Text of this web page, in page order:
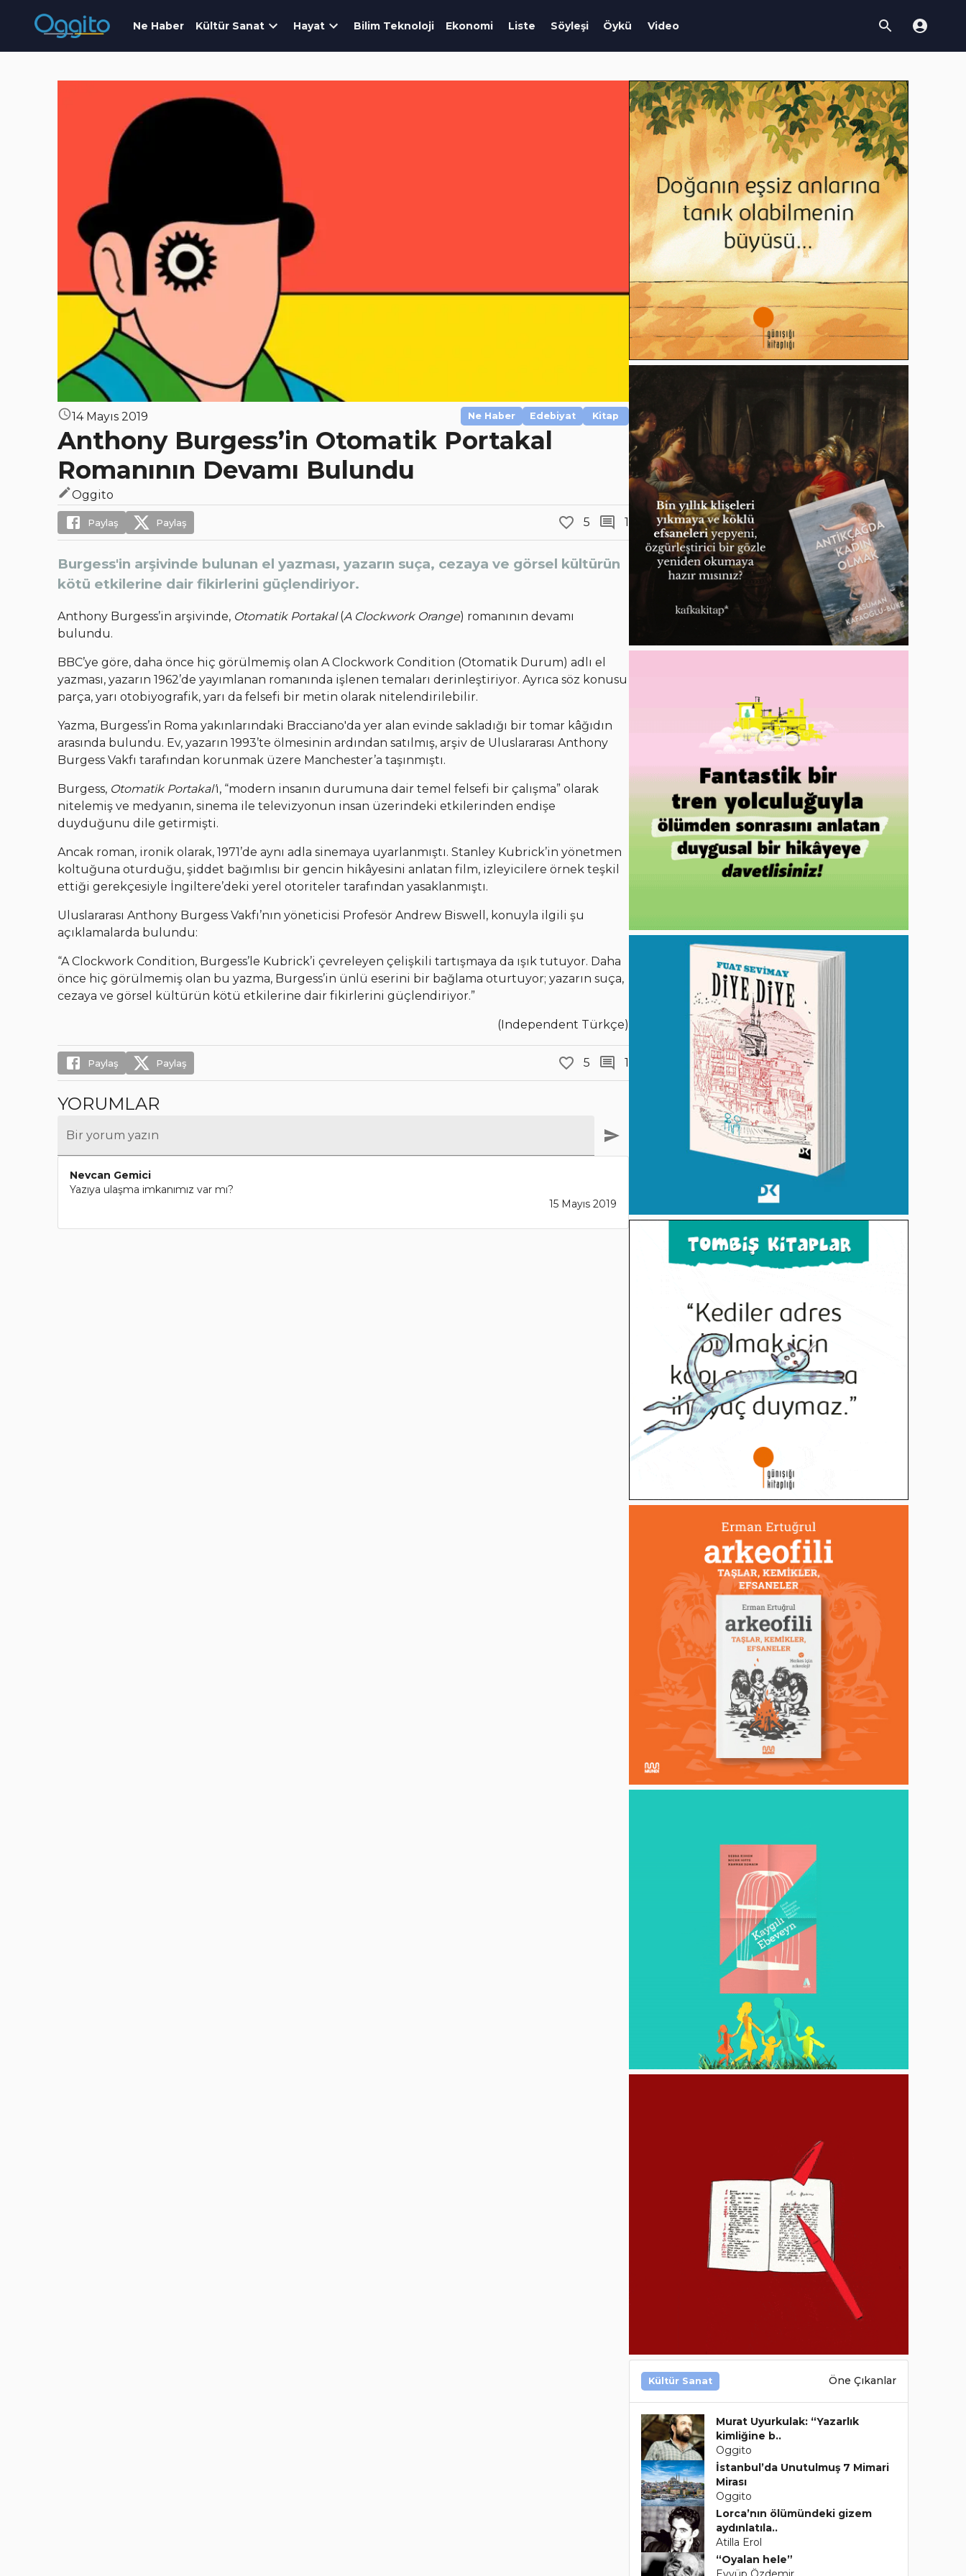
Ne Haber Kültür Sanat Hayat Bilim Teknoloji Ekonomi Liste Söyleşi Öykü Video
14 Mayıs 2019 Ne Haber Edebiyat Kitap
Anthony Burgess’in Otomatik Portakal
Romanının Devamı Bulundu
Oggito
Paylaş Paylaş 5 1
Burgess'in arşivinde bulunan el yazması, yazarın suça, cezaya ve görsel kültürün
kötü etkilerine dair fikirlerini güçlendiriyor.
Anthony Burgess’in arşivinde, Otomatik Portakal(A Clockwork Orange) romanının devamı
bulundu.
BBC’ye göre, daha önce hiç görülmemiş olan A Clockwork Condition (Otomatik Durum) adlı el
yazması, yazarın 1962’de yayımlanan romanında işlenen temaları derinleştiriyor. Ayrıca söz konusu
parça, yarı otobiyografik, yarı da felsefi bir metin olarak nitelendirilebilir.
Yazma, Burgess’in Roma yakınlarındaki Bracciano'da yer alan evinde sakladığı bir tomar kâğıdın
arasında bulundu. Ev, yazarın 1993’te ölmesinin ardından satılmış, arşiv de Uluslararası Anthony
Burgess Vakfı tarafından korunmak üzere Manchester’a taşınmıştı.
Burgess, Otomatik Portakal’ı, “modern insanın durumuna dair temel felsefi bir çalışma” olarak
nitelemiş ve medyanın, sinema ile televizyonun insan üzerindeki etkilerinden endişe
duyduğunu dile getirmişti.
Ancak roman, ironik olarak, 1971’de aynı adla sinemaya uyarlanmıştı. Stanley Kubrick’in yönetmen
koltuğuna oturduğu, şiddet bağımlısı bir gencin hikâyesini anlatan film, izleyicilere örnek teşkil
ettiği gerekçesiyle İngiltere’deki yerel otoriteler tarafından yasaklanmıştı.
Uluslararası Anthony Burgess Vakfı’nın yöneticisi Profesör Andrew Biswell, konuyla ilgili şu
açıklamalarda bulundu:
“A Clockwork Condition, Burgess’le Kubrick’i çevreleyen çelişkili tartışmaya da ışık tutuyor. Daha
önce hiç görülmemiş olan bu yazma, Burgess’in ünlü eserini bir bağlama oturtuyor; yazarın suça,
cezaya ve görsel kültürün kötü etkilerine dair fikirlerini güçlendiriyor.”
(Independent Türkçe)
Paylaş Paylaş 5 1
YORUMLAR
Bir yorum yazın
Nevcan Gemici
Yazıya ulaşma imkanımız var mı?
15 Mayıs 2019
Kültür Sanat Öne Çıkanlar
Murat Uyurkulak: “Yazarlık
kimliğine b..
Oggito
İstanbul’da Unutulmuş 7 Mimari
Mirası
Oggito
Lorca’nın ölümündeki gizem
aydınlatıla..
Atilla Erol
“Oyalan hele”